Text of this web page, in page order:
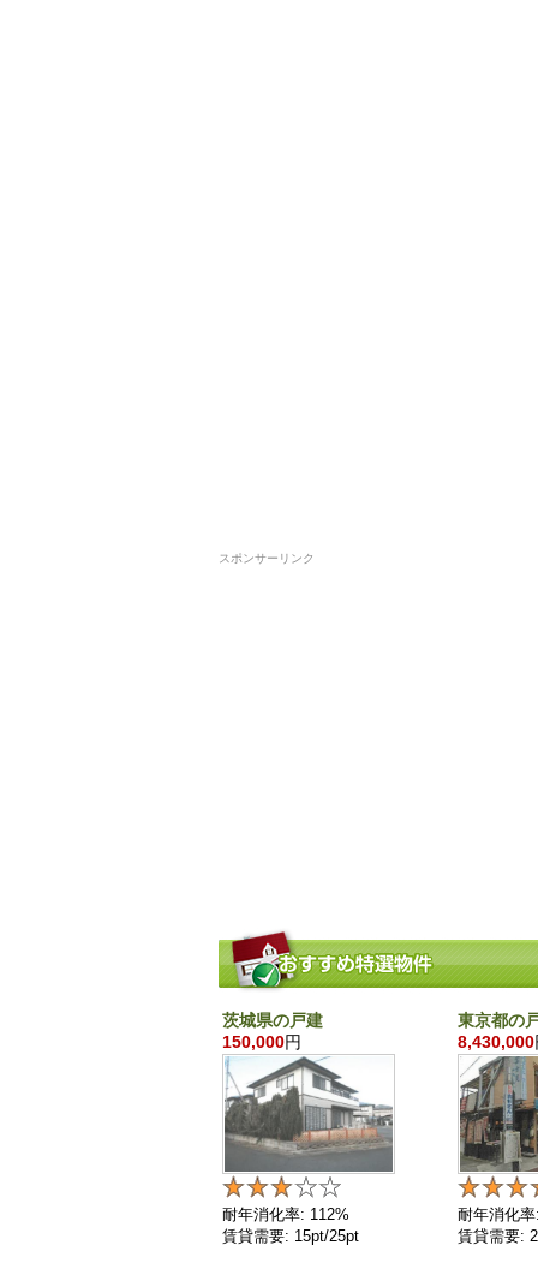
スポンサーリンク
茨城県の戸建
150,000円
耐年消化率: 112%
賃貸需要: 15pt/25pt
東京都の
8,430,000
耐年消化
賃貸需要: